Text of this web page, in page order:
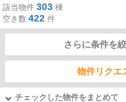
該当物件 303 棟
空き数 422 件
さらに条件を
物件リクエ
チェックした物件をまとめて